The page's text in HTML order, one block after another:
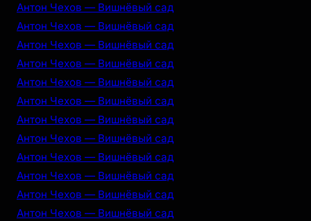
Антон Чехов — Вишнёвый сад
Антон Чехов — Вишнёвый сад
Антон Чехов — Вишнёвый сад
Антон Чехов — Вишнёвый сад
Антон Чехов — Вишнёвый сад
Антон Чехов — Вишнёвый сад
Антон Чехов — Вишнёвый сад
Антон Чехов — Вишнёвый сад
Антон Чехов — Вишнёвый сад
Антон Чехов — Вишнёвый сад
Антон Чехов — Вишнёвый сад
Антон Чехов — Вишнёвый сад